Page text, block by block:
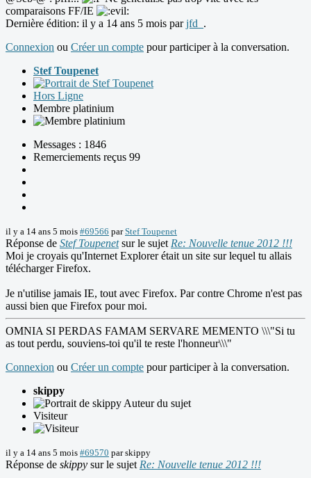
comparaisons FF/IE
Dernière édition: il y a 14 ans 5 mois parjfd_ .
Connexion ou Créer un compte pour participer à la conversation.
Stef Toupenet
Hors Ligne
Membre platinium
Messages : 1846
Remerciements reçus 99
il y a 14 ans 5 mois #69566 parStef Toupenet
Réponse de Stef Toupenetsur le sujet Re: Nouvelle tenue 2012 !!!
Moi je croyais qu'Internet Explorer était un site sur lequel tu allais
télécharger Firefox.
Je n'utilise jamais IE, tout avec Firefox. Par contre Chrome n'est pas
aussi bien que Firefox pour moi.
OMNIA SI PERDAS FAMAM SERVARE MEMENTO \\\"Si tu
as tout perdu, souviens-toi qu'il te reste l'honneur\\\"
Connexion ou Créer un compte pour participer à la conversation.
skippy
Auteur du sujet
Visiteur
il y a 14 ans 5 mois #69570 parskippy
Réponse de skippy sur le sujet Re: Nouvelle tenue 2012 !!!